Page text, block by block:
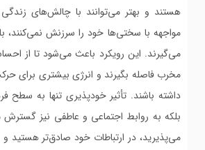
هستند و بهتر می‌توانند با چالش‌های زندگی
مواجهه با سختی‌ها خود را سرزنش نمی‌کنند،
می‌گیرند. این رویکرد باعث می‌شود تا از
مخرب فاصله بگیرند و انرژی بیشتری برای
داشته باشند. تأثیر خودپذیری تنها به سطح
بلکه به روابط اجتماعی و عاطفی نیز
می‌پذیرید، در ارتباطات خود صادق‌تر